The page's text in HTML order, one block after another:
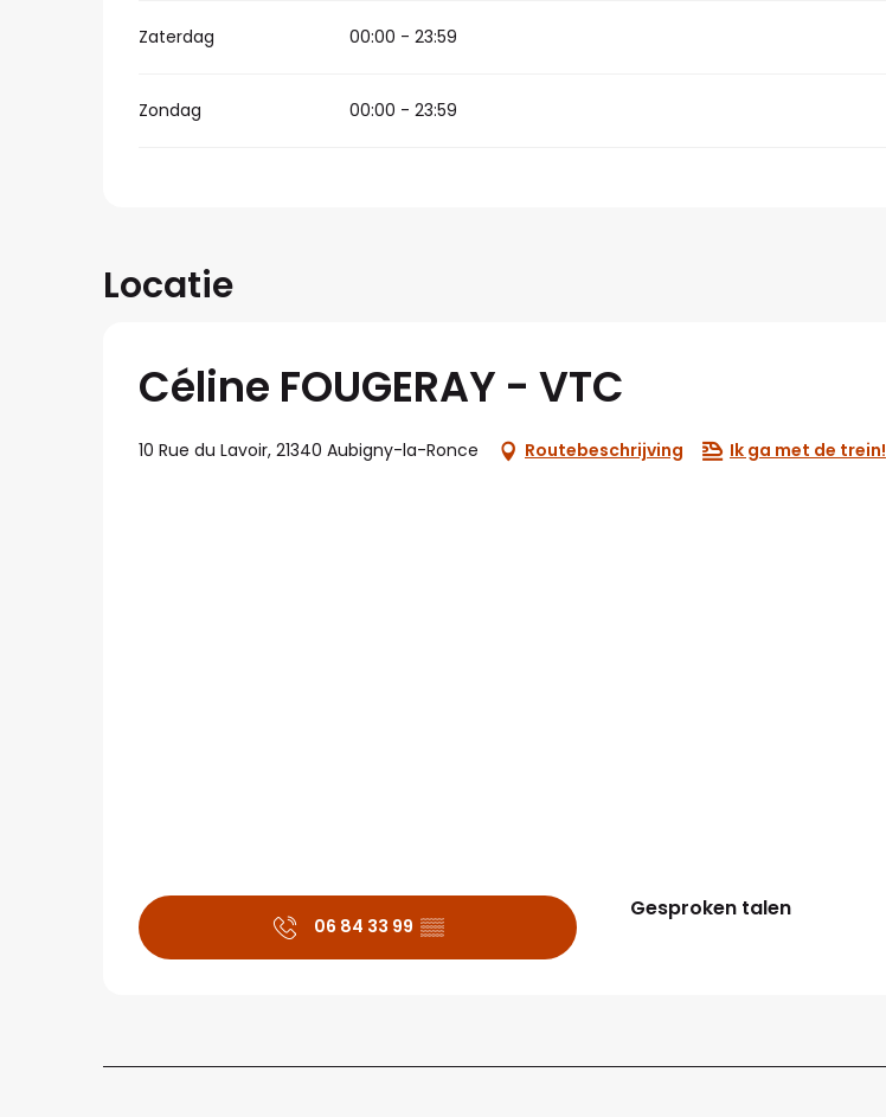
Zaterdag 00:00 - 23:59
Zondag 00:00 - 23:59
Locatie
Céline FOUGERAY - VTC
10 Rue du Lavoir, 21340 Aubigny-la-Ronce Routebeschrijving Ik ga met de trein!
06 84 33 99 ▒▒
Gesproken talen
Gesproken talen